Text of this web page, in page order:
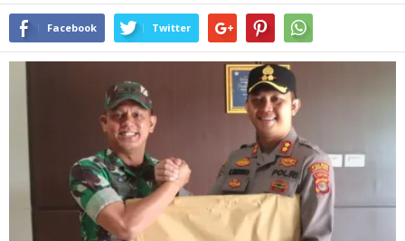
Facebook Twitter